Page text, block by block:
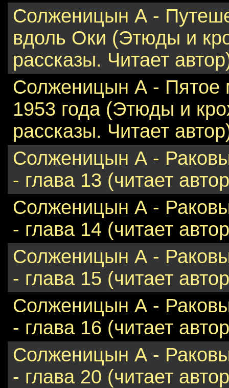
Солженицын А -
вдоль Оки (Этюды и
рассказы. Читает
Солженицын А - Пятое
1953 года (Этюды и
рассказы. Читает
Солженицын А -
- глава 13 (читает
Солженицын А -
- глава 14 (читает
Солженицын А -
- глава 15 (читает
Солженицын А -
- глава 16 (читает
Солженицын А -
- глава 20 (читает